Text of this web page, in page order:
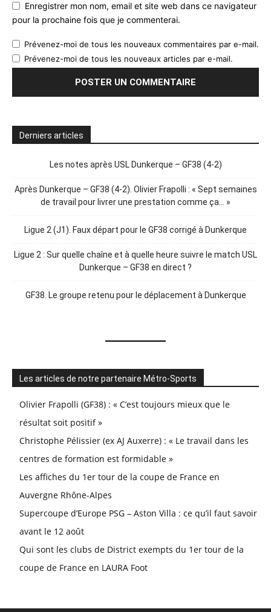
Enregistrer mon nom, email et site web dans ce navigateur
pour la prochaine fois que je commenterai.
Prévenez-moi de tous les nouveaux commentaires par e-mail.
Prévenez-moi de tous les nouveaux articles par e-mail.
Derniers articles
Les notes après USL Dunkerque – GF38 (4-2)
Après Dunkerque – GF38 (4-2). Olivier Frapolli : « Sept semaines
de travail pour livrer une prestation comme ça… »
Ligue 2 (J1). Faux départ pour le GF38 corrigé à Dunkerque
Ligue 2 : Sur quelle chaîne et à quelle heure suivre le match USL
Dunkerque – GF38 en direct ?
GF38. Le groupe retenu pour le déplacement à Dunkerque
Les articles de notre partenaire Métro-Sports
Olivier Frapolli (GF38) : « C’est toujours mieux que le
résultat soit positif »
Christophe Pélissier (ex AJ Auxerre) : « Le travail dans les
centres de formation est formidable »
Les affiches du 1er tour de la coupe de France en
Auvergne Rhône-Alpes
Supercoupe d’Europe PSG – Aston Villa : ce qu’il faut savoir
avant le 12 août
Qui sont les clubs de District exempts du 1er tour de la
coupe de France en LAURA Foot